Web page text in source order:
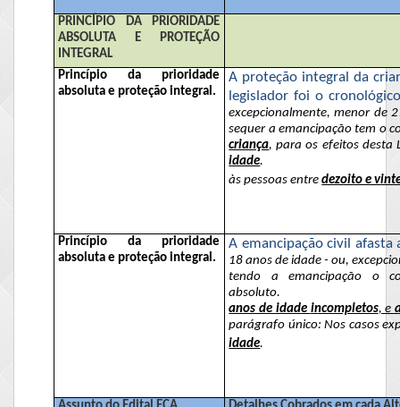
PRINCÍPIO DA PRIORIDADE
ABSOLUTA E PROTEÇÃO
INTEGRAL
Princípio da prioridade
absoluta e proteção integral.
A proteção integral da
legislador foi o
excepcionalmente, menor de
sequer a emancipação tem o
criança, para os efeitos desta
idade.
às pessoas entredezoito e
Princípio da prioridade
absoluta e proteção integral.
A emancipação civil afasta
18 anos de idade - ou,
tendo a emancipação o
absoluto.
anos de idade incompletos, e
parágrafo único: Nos casos
idade.